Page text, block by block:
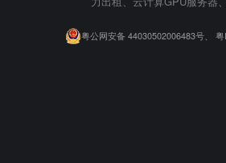
粤公网安备 44030502006483号、